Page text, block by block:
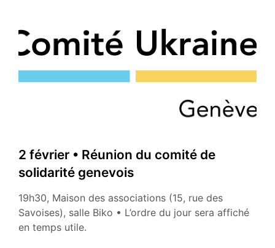
2 février • Réunion du comité de
solidarité genevois
19h30, Maison des associations (15, rue des
Savoises), salle Biko • L’ordre du jour sera affiché
en temps utile.